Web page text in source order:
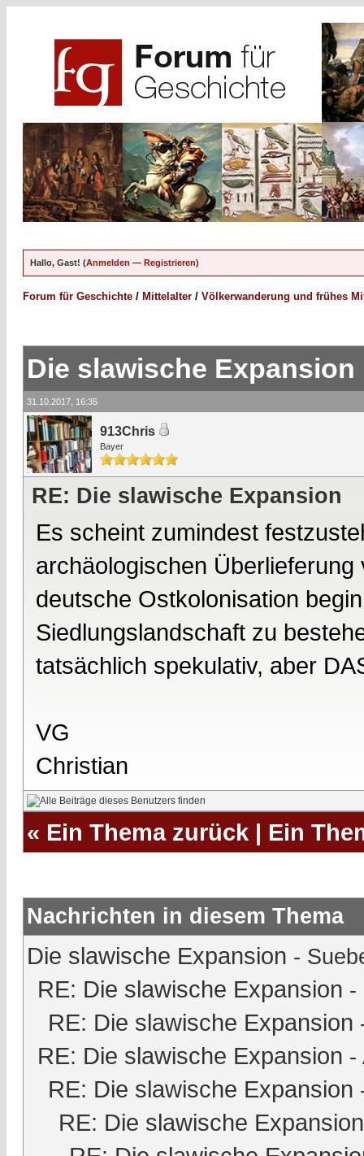
Hallo, Gast! (Anmelden — Registrieren)
Forum für Geschichte / Mittelalter / Völkerwanderung und frühes
Die slawische Expansion
31.10.2017, 16:35
913Chris
Bayer
RE: Die slawische Expansion
Es scheint zumindest
archäologischen
deutsche Ostkolonisation
Siedlungslandschaft zu
tatsächlich spekulativ, aber
VG
Christian
« Ein Thema zurück | Ein
Nachrichten in diesem Thema
Die slawische Expansion -
RE: Die slawische Expansion -
RE: Die slawische Expansion
RE: Die slawische Expansion -
RE: Die slawische Expansion
RE: Die slawische Expansion